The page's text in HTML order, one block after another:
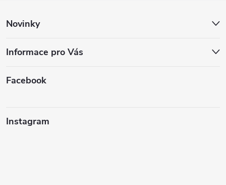
Novinky
Informace pro Vás
Facebook
Instagram